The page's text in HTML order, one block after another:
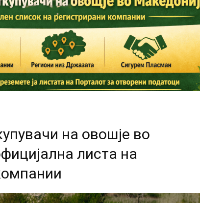
на овошје во
листа на